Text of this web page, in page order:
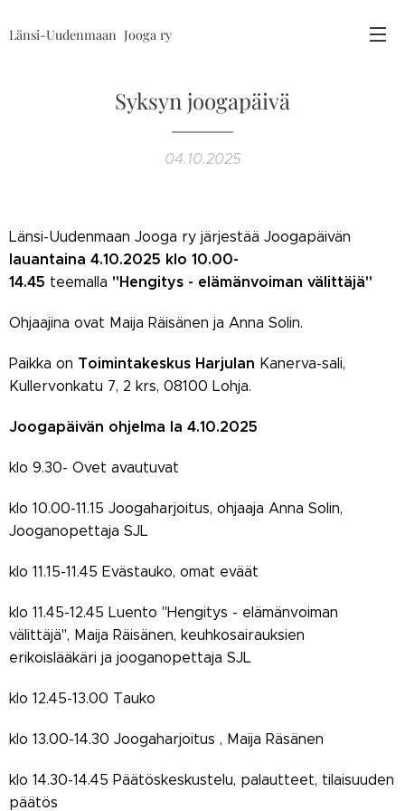
Länsi-Uudenmaan Jooga ry
Syksyn joogapäivä
04.10.2025
Länsi-Uudenmaan Jooga ry järjestää Joogapäivän
lauantaina 4.10.2025 klo 10.00-
14.45 teemalla "Hengitys - elämänvoiman välittäjä"
Ohjaajina ovat Maija Räisänen ja Anna Solin.
Paikka on Toimintakeskus Harjulan Kanerva-sali,
Kullervonkatu 7, 2 krs, 08100 Lohja.
Joogapäivän ohjelma la 4.10.2025
klo 9.30- Ovet avautuvat
klo 10.00-11.15 Joogaharjoitus, ohjaaja Anna Solin,
Jooganopettaja SJL
klo 11.15-11.45 Evästauko, omat eväät
klo 11.45-12.45 Luento "Hengitys - elämänvoiman
välittäjä", Maija Räisänen, keuhkosairauksien
erikoislääkäri ja jooganopettaja SJL
klo 12.45-13.00 Tauko
klo 13.00-14.30 Joogaharjoitus , Maija Räsänen
klo 14.30-14.45 Päätöskeskustelu, palautteet, tilaisuuden
päätös